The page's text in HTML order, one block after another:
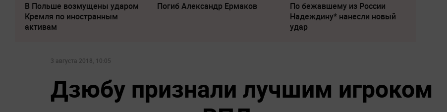
В Польше возмущены ударом
Кремля по иностранным
активам
Погиб Александр Ермаков
По бежавшему из России
Надеждину* нанесли новый
удар
3 августа 2018, 10:05
Дзюбу признали лучшим игроком